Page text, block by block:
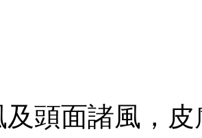
及頭面諸風，